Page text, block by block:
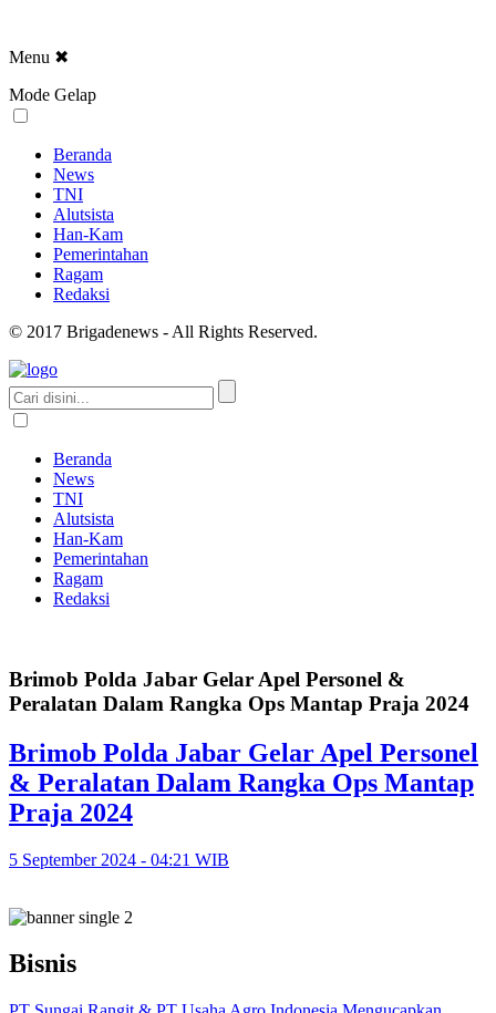
Menu ✖
Mode Gelap
Beranda
News
TNI
Alutsista
Han-Kam
Pemerintahan
Ragam
Redaksi
© 2017 Brigadenews - All Rights Reserved.
Beranda
News
TNI
Alutsista
Han-Kam
Pemerintahan
Ragam
Redaksi
Brimob Polda Jabar Gelar Apel Personel &
Peralatan Dalam Rangka Ops Mantap Praja 2024
Brimob Polda Jabar Gelar Apel Personel
& Peralatan Dalam Rangka Ops Mantap
Praja 2024
5 September 2024 - 04:21 WIB
Bisnis